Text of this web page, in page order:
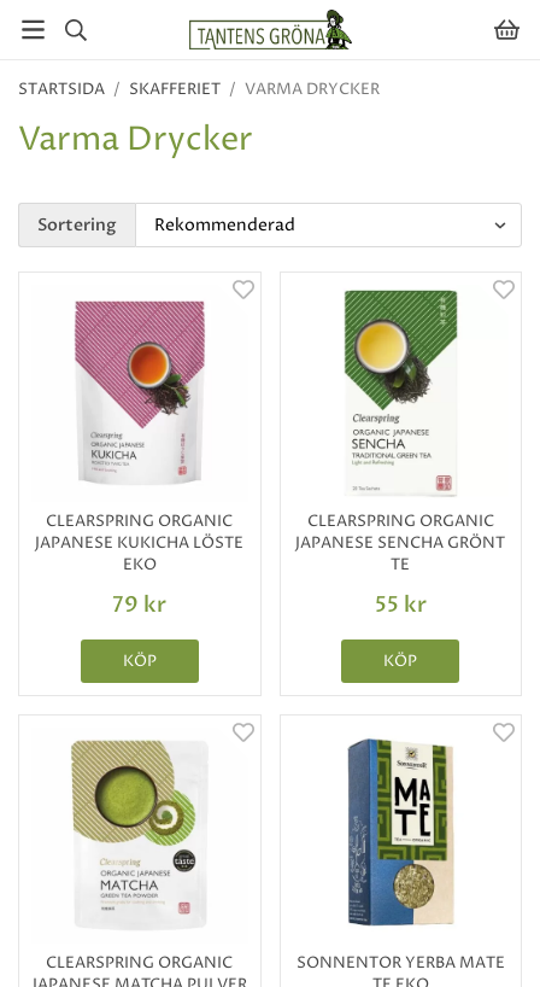
STARTSIDA / SKAFFERIET / VARMA DRYCKER
Varma Drycker
Sortering
CLEARSPRING ORGANIC
JAPANESE KUKICHA LÖSTE
EKO
79 kr
KÖP
CLEARSPRING ORGANIC
JAPANESE SENCHA GRÖNT
TE
55 kr
KÖP
CLEARSPRING ORGANIC
SONNENTOR YERBA MATE